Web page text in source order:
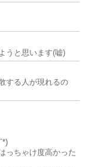
うと思います(嘘)
する人が現れるの
っちゃけ度高かった